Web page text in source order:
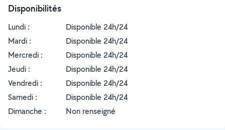
Disponibilités
Lundi :
Disponible 24h/24
Mardi :
Disponible 24h/24
Mercredi :
Disponible 24h/24
Jeudi :
Disponible 24h/24
Vendredi :
Disponible 24h/24
Samedi :
Disponible 24h/24
Dimanche :
Non renseigné